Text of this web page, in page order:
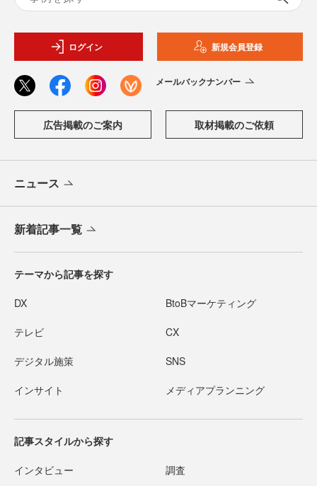
ログイン 新規会員登録
メールバックナンバー
広告掲載のご案内 取材掲載のご依頼
ニュース
新着記事一覧
テーマから記事を探す
DX BtoBマーケティング
テレビ CX
デジタル施策 SNS
インサイト メディアプランニング
記事スタイルから探す
インタビュー 調査